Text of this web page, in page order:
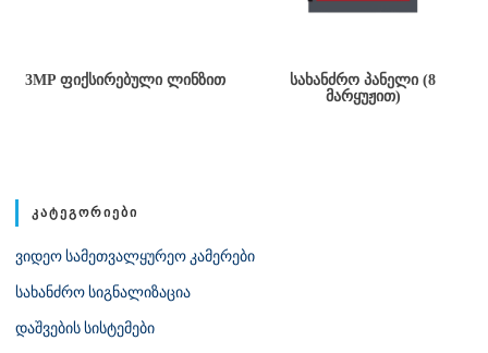
3MP ᲤᲘᲥᲡᲘᲠᲔᲑᲣᲚᲘ ᲚᲘᲜᲖᲘᲗ
ᲡᲐᲮᲐᲜᲫᲠᲝ ᲞᲐᲜᲔᲚᲘ (8
ᲛᲐᲠᲧᲣᲟᲘᲗ)
ᲙᲐᲢᲔᲒᲝᲠᲘᲔᲑᲘ
ვიდეო სამეთვალყურეო კამერები
სახანძრო სიგნალიზაცია
დაშვების სისტემები